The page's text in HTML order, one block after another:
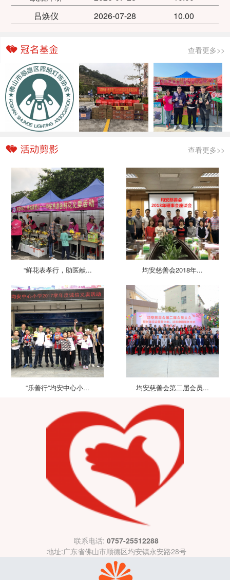
吕焕仪
2026-07-28 10.00
查看更多>>
查看更多>>
“鲜花表孝行，助医献... 均安慈善会2018年...
“乐善行”均安中心小... 均安慈善会第二届会员...
联系电话: 0757-25512288
地址:广东省佛山市顺德区均安镇永安路28号